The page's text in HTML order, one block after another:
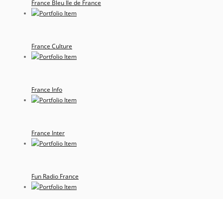
France Bleu Ile de France
France Culture
France Info
France Inter
Fun Radio France